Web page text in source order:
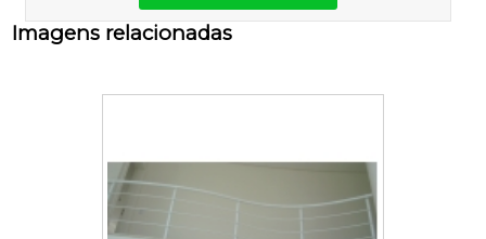
Imagens relacionadas